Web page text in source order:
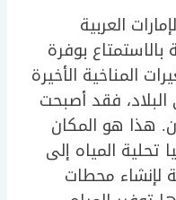
العربية
بوفرة
المناخية الأخيرة
فقد أصبحت
هذا هو المكان
تحلية المياه إلى
لإنشاء محطات